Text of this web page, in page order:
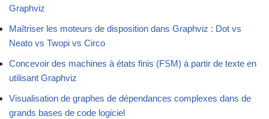
Graphviz
Maîtriser les moteurs de disposition dans Graphviz : Dot vs
Neato vs Twopi vs Circo
Concevoir des machines à états finis (FSM) à partir de texte en
utilisant Graphviz
Visualisation de graphes de dépendances complexes dans de
grands bases de code logiciel